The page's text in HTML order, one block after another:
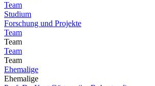
Team
Studium
Forschung und Projekte
Team
Team
Team
Team
Ehemalige
Ehemalige